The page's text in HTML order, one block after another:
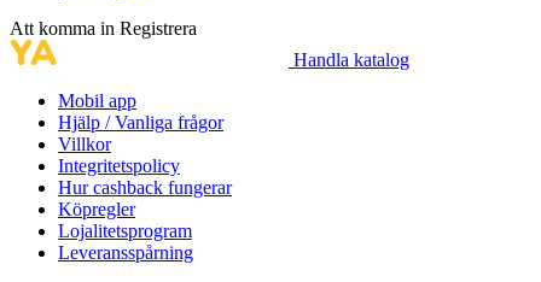
Att komma in Registrera
Handla katalog
Mobil app
Hjälp / Vanliga frågor
Villkor
Integritetspolicy
Hur cashback fungerar
Köpregler
Lojalitetsprogram
Leveransspårning